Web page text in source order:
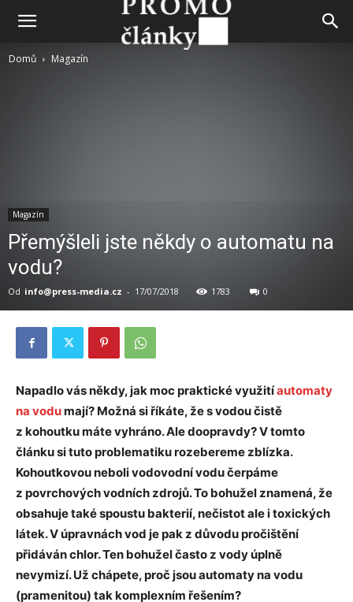
Domů Magazín
Magazín
Přemýšleli jste někdy o automatu na
vodu?
Od info@press-media.cz - 17/07/2018 1783 0
Napadlo vás někdy, jak moc praktické využitíautomaty
na vodumají? Možná si říkáte, že s vodou čistě
z kohoutku máte vyhráno. Ale doopravdy? V tomto
článku si tuto problematiku rozebereme zblízka.
Kohoutkovou neboli vodovodní vodu čerpáme
z povrchových vodních zdrojů. To bohužel znamená, že
obsahuje také spoustu bakterií, nečistot ale i toxických
látek. V úpravnách vod je pak z důvodu pročištění
přidáván chlor. Ten bohužel často z vody úplně
nevymizí. Už chápete, proč jsou automaty na vodu
(pramenitou) tak komplexním řešením?